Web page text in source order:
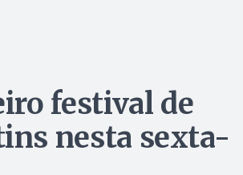
festival de
nesta sexta-